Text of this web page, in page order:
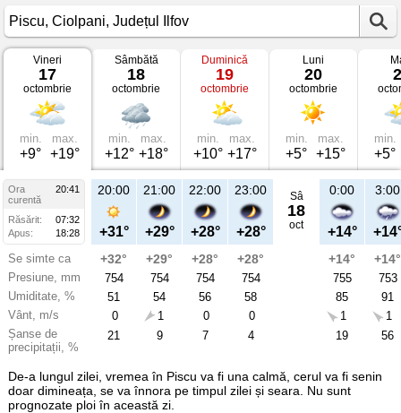
Vremea
Piscu
17
octombrie
2025
Ciolpani,
Județul
Vineri
17
octombrie
min.
+9°
max.
+19°
Sâmbătă
18
octombrie
min.
+12°
max.
+18°
Duminică
19
octombrie
min.
+10°
max.
+17°
Luni
20
octombrie
min.
+5°
max.
+15°
min.
+5°
Ora
20:41
curentă
Răsărit:
07:32
Apus:
18:28
Se simte ca
Presiune, mm
Umiditate, %
Vânt, m/s
Șanse de
precipitații, %
20:00
+31°
+32°
754
51
0
21
21:00
+29°
+29°
754
54
1
9
22:00
+28°
+28°
754
56
0
7
23:00
+28°
+28°
754
58
0
4
Sâ
18
oct
0:00
+14°
+14°
755
85
1
19
3:00
+14°
753
91
1
56
De-a lungul zilei, vremea în Piscu va fi una calmă, cerul va fi senin
doar dimineața, se va înnora pe timpul zilei și seara. Nu sunt
prognozate ploi în această zi.